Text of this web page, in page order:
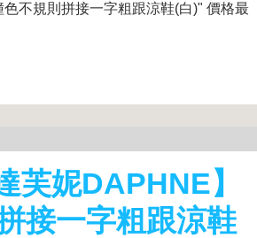
不規則拼接一字粗跟涼鞋(白)" 價格最
芙妮DAPHNE】
接一字粗跟涼鞋